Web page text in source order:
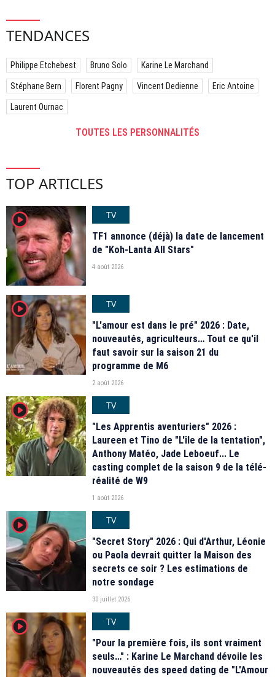
TENDANCES
Philippe Etchebest Bruno Solo Karine Le Marchand
Stéphane Bern Florent Pagny Vincent Dedienne Eric Antoine
Laurent Ournac
TOUTES LES PERSONNALITÉS
TOP ARTICLES
player2
TV
TF1 annonce (déjà) la date de lancement
de "Koh-Lanta All Stars"
4 août 2026
player2
TV
"L'amour est dans le pré" 2026 : Date,
nouveautés, agriculteurs… Tout ce qu'il
faut savoir sur la saison 21 du
programme de M6
2 août 2026
player2
TV
"Les Apprentis aventuriers" 2026 :
Laureen et Tino de "L'île de la tentation",
Anthony Matéo, Jade Leboeuf... Le
casting complet de la saison 9 de la télé-
réalité de W9
1 août 2026
player2
TV
"Secret Story" 2026 : Qui d'Arthur, Léonie
ou Paola devrait quitter la Maison des
secrets ce soir ? Les estimations de
notre sondage
30 juillet 2026
player2
TV
"Pour la première fois, ils sont vraiment
seuls…" : Karine Le Marchand dévoile les
nouveautés des speed dating de "L'Amour